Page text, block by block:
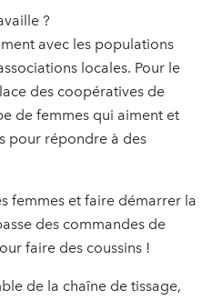
?
avec les populations
locales. Pour le
des coopératives de
de femmes qui aiment et
pour répondre à des
femmes et faire démarrer la
des commandes de
faire des coussins !
de la chaîne de tissage,